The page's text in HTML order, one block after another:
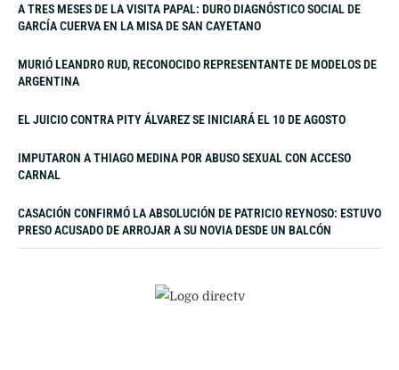
A TRES MESES DE LA VISITA PAPAL: DURO DIAGNÓSTICO SOCIAL DE
GARCÍA CUERVA EN LA MISA DE SAN CAYETANO
MURIÓ LEANDRO RUD, RECONOCIDO REPRESENTANTE DE MODELOS DE
ARGENTINA
EL JUICIO CONTRA PITY ÁLVAREZ SE INICIARÁ EL 10 DE AGOSTO
IMPUTARON A THIAGO MEDINA POR ABUSO SEXUAL CON ACCESO
CARNAL
CASACIÓN CONFIRMÓ LA ABSOLUCIÓN DE PATRICIO REYNOSO: ESTUVO
PRESO ACUSADO DE ARROJAR A SU NOVIA DESDE UN BALCÓN